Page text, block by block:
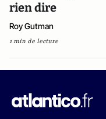
rien dire
Roy Gutman
1 min de lecture